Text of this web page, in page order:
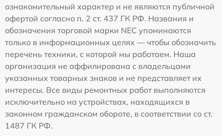
ознакомительный характер и не являются публичной
офертой согласно п. 2 ст. 437 ГК РФ. Названия и
обозначения торговой марки NEC упоминаются
только в информационных целях — чтобы обозначить
перечень техники, с которой мы работаем. Наша
организация не аффилирована с владельцами
указанных товарных знаков и не представляет их
интересы. Все виды ремонтных работ выполняются
исключительно на устройствах, находящихся в
законном гражданском обороте, в соответствии со ст.
1487 ГК РФ.